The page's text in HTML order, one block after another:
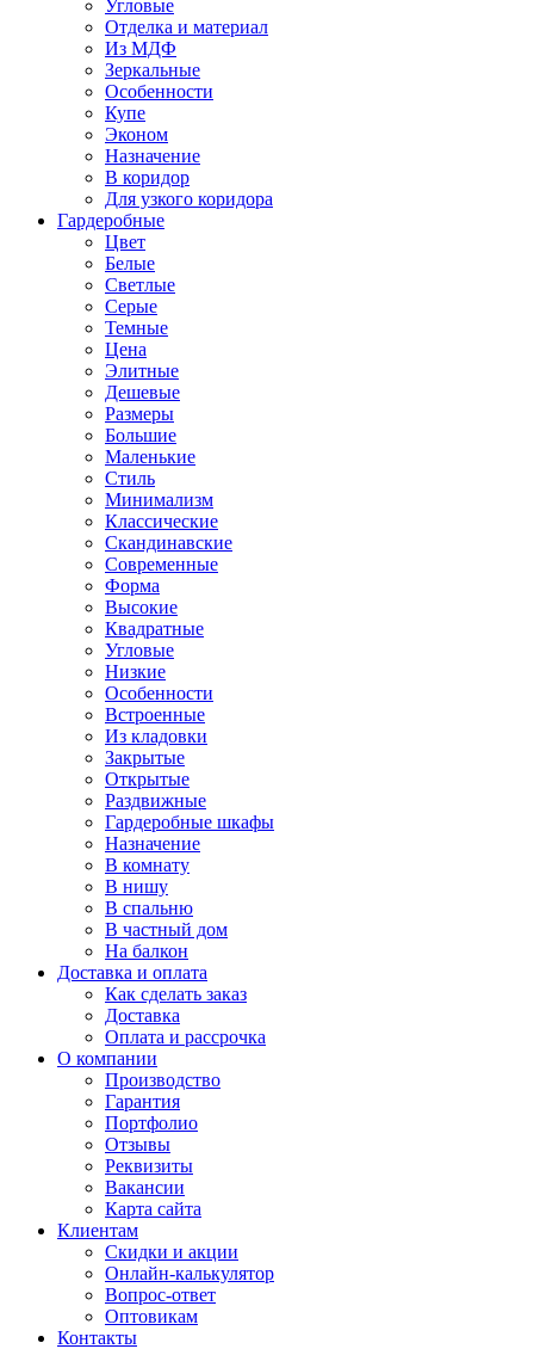
Угловые
Отделка и материал
Из МДФ
Зеркальные
Особенности
Купе
Эконом
Назначение
В коридор
Для узкого коридора
Гардеробные
Цвет
Белые
Светлые
Серые
Темные
Цена
Элитные
Дешевые
Размеры
Большие
Маленькие
Стиль
Минимализм
Классические
Скандинавские
Современные
Форма
Высокие
Квадратные
Угловые
Низкие
Особенности
Встроенные
Из кладовки
Закрытые
Открытые
Раздвижные
Гардеробные шкафы
Назначение
В комнату
В нишу
В спальню
В частный дом
На балкон
Доставка и оплата
Как сделать заказ
Доставка
Оплата и рассрочка
О компании
Производство
Гарантия
Портфолио
Отзывы
Реквизиты
Вакансии
Карта сайта
Клиентам
Скидки и акции
Онлайн-калькулятор
Вопрос-ответ
Оптовикам
Контакты